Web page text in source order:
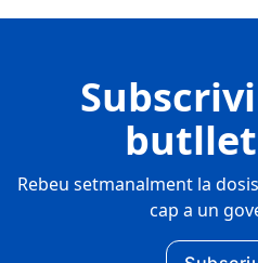
Rebeu setmanalment la
cap a un